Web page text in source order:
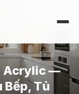
Acrylic —
Bếp, Tủ